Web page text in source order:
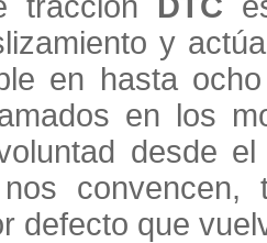
y
en hasta
en los
desde
defecto que